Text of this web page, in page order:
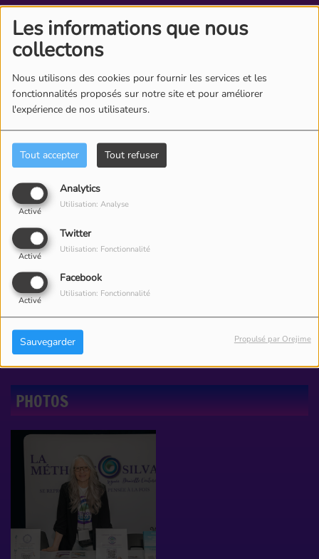
Les informations que nous
collectons
Nous utilisons des cookies pour fournir les services et les
fonctionnalités proposés sur notre site et pour améliorer
l'expérience de nos utilisateurs.
Tout accepter Tout refuser
Analytics
Activé
Utilisation: Analyse
Twitter
Activé
Utilisation: Fonctionnalité
Facebook
Activé
Utilisation: Fonctionnalité
Sauvegarder Propulsé par Orejime
PHOTOS